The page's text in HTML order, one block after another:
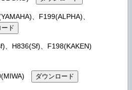
、F199(ALPHA)、
、H836(Sf)、F198(KAKEN)